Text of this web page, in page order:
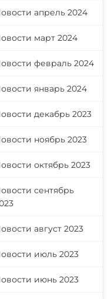
апрель 2024
март 2024
февраль 2024
январь 2024
декабрь 2023
ноябрь 2023
октябрь 2023
сентябрь
август 2023
июль 2023
июнь 2023